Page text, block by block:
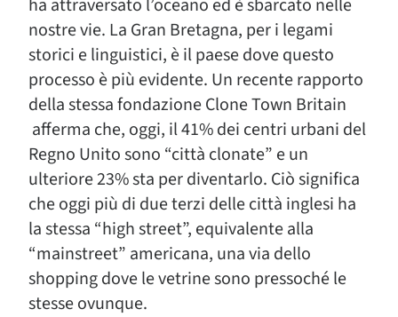
ha attraversato l’oceano ed è sbarcato nelle
nostre vie. La Gran Bretagna, per i legami
storici e linguistici, è il paese dove questo
processo è più evidente. Un recente rapporto
della stessa fondazione Clone Town Britain
afferma che, oggi, il 41% dei centri urbani del
Regno Unito sono “città clonate” e un
ulteriore 23% sta per diventarlo. Ciò significa
che oggi più di due terzi delle città inglesi ha
la stessa “high street”, equivalente alla
“mainstreet” americana, una via dello
shopping dove le vetrine sono pressoché le
stesse ovunque.